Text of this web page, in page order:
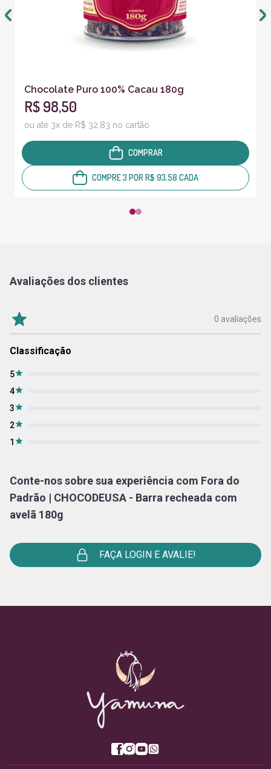
Chocolate Puro 100% Cacau 180g
R$ 98,50
ou até 3x de R$ 32,83 no cartão
COMPRAR
COMPRE 3 POR R$ 93,58 CADA
Avaliações dos clientes
0 avaliações
Classificação
5
4
3
2
1
Conte-nos sobre sua experiência com Fora do
Padrão | CHOCODEUSA - Barra recheada com
avelã 180g
FAÇA LOGIN E AVALIE!